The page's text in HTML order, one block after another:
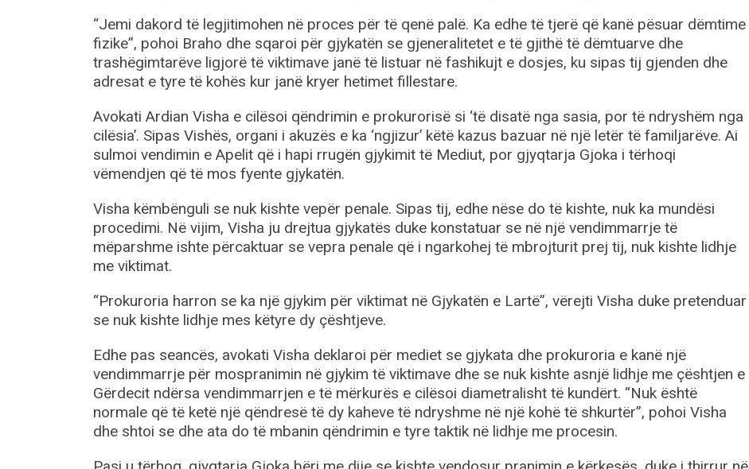
“Jemi dakord të legjitimohen në proces për të qenë palë. Ka edhe të tjerë që kanë pësuar dëmtime
fizike”, pohoi Braho dhe sqaroi për gjykatën se gjeneralitetet e të gjithë të dëmtuarve dhe
trashëgimtarëve ligjorë të viktimave janë të listuar në fashikujt e dosjes, ku sipas tij gjenden dhe
adresat e tyre të kohës kur janë kryer hetimet fillestare.
Avokati Ardian Visha e cilësoi qëndrimin e prokurorisë si ‘të disatë nga sasia, por të ndryshëm nga
cilësia’. Sipas Vishës, organi i akuzës e ka ‘ngjizur’ këtë kazus bazuar në një letër të familjarëve. Ai
sulmoi vendimin e Apelit që i hapi rrugën gjykimit të Mediut, por gjyqtarja Gjoka i tërhoqi
vëmendjen që të mos fyente gjykatën.
Visha këmbënguli se nuk kishte vepër penale. Sipas tij, edhe nëse do të kishte, nuk ka mundësi
procedimi. Në vijim, Visha ju drejtua gjykatës duke konstatuar se në një vendimmarrje të
mëparshme ishte përcaktuar se vepra penale që i ngarkohej të mbrojturit prej tij, nuk kishte lidhje
me viktimat.
“Prokuroria harron se ka një gjykim për viktimat në Gjykatën e Lartë”, vërejti Visha duke pretenduar
se nuk kishte lidhje mes këtyre dy çështjeve.
Edhe pas seancës, avokati Visha deklaroi për mediet se gjykata dhe prokuroria e kanë një
vendimmarrje për mospranimin në gjykim të viktimave dhe se nuk kishte asnjë lidhje me çështjen e
Gërdecit ndërsa vendimmarrjen e të mërkurës e cilësoi diametralisht të kundërt. “Nuk është
normale që të ketë një qëndresë të dy kaheve të ndryshme në një kohë të shkurtër”, pohoi Visha
dhe shtoi se dhe ata do të mbanin qëndrimin e tyre taktik në lidhje me procesin.